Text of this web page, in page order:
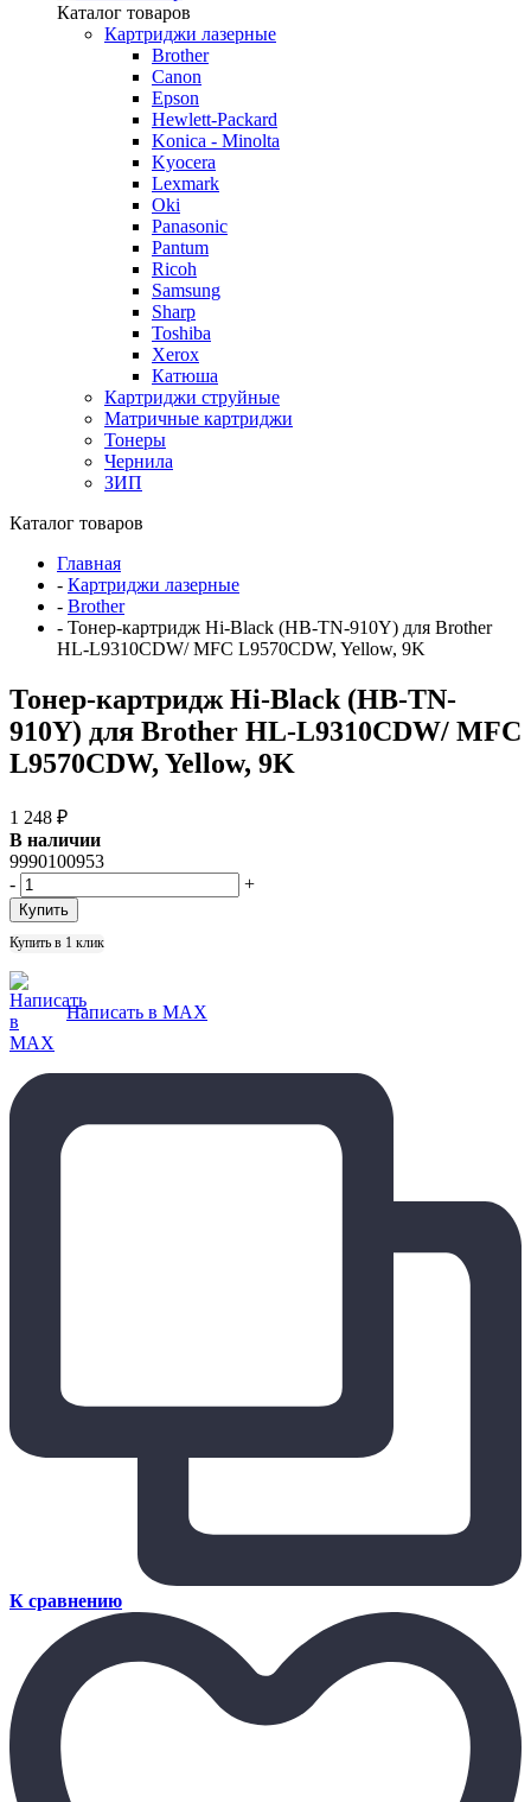
Каталог товаров
Картриджи лазерные
Brother
Canon
Epson
Hewlett-Packard
Konica - Minolta
Kyocera
Lexmark
Oki
Panasonic
Pantum
Ricoh
Samsung
Sharp
Toshiba
Xerox
Катюша
Картриджи струйные
Матричные картриджи
Тонеры
Чернила
ЗИП
Каталог товаров
Главная
- Картриджи лазерные
- Brother
- Тонер-картридж Hi-Black (HB-TN-910Y) для Brother
HL-L9310CDW/ MFC L9570CDW, Yellow, 9K
Тонер-картридж Hi-Black (HB-TN-
910Y) для Brother HL-L9310CDW/ MFC
L9570CDW, Yellow, 9K
1 248 ₽
В наличии
9990100953
-
+
Купить в 1 клик
Написать в MAX
К сравнению